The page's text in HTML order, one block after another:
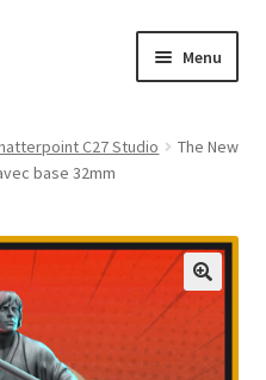
Menu
C27 Studio
The New
base 32mm